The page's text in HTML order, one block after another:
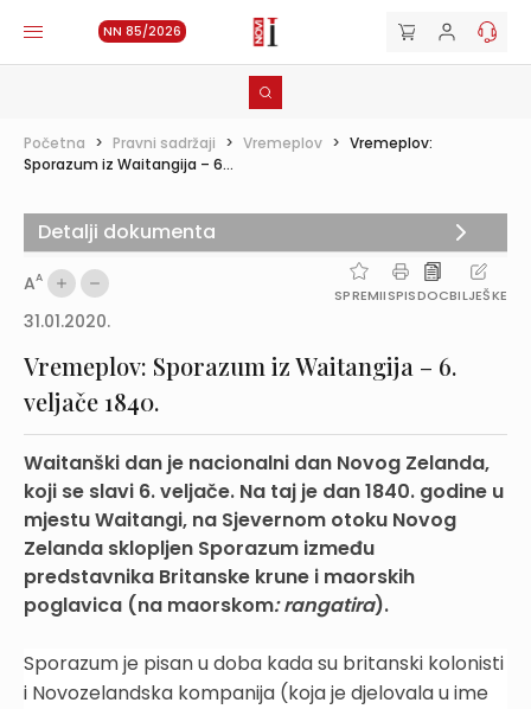
NN 85/2026
Početna > Pravni sadržaji > Vremeplov > Vremeplov:
Sporazum iz Waitangija – 6...
AA
SPREMIISPISDOCBILJEŠKE
31.01.2020.
Vremeplov: Sporazum iz Waitangija – 6.
veljače 1840.
Waitanški dan je nacionalni dan Novog Zelanda,
koji se slavi 6. veljače. Na taj je dan 1840. godine u
mjestu Waitangi, na Sjevernom otoku Novog
Zelanda sklopljen Sporazum između
predstavnika Britanske krune i maorskih
poglavica (na maorskom: rangatira).
Sporazum je pisan u doba kada su britanski kolonisti
i Novozelandska kompanija (koja je djelovala u ime
Detalji dokumenta